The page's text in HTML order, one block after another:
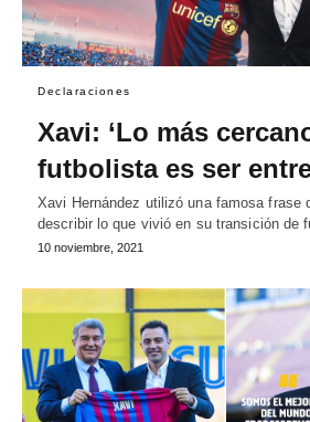
Declaraciones
Xavi: ‘Lo más
futbolista es ser
Xavi Hernández utilizó una famosa frase
describir lo que vivió en su transición de
10 noviembre, 2021